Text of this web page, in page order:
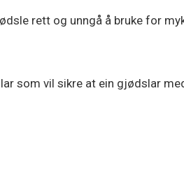
rett og unngå å bruke for
som vil sikre at ein gjødslar